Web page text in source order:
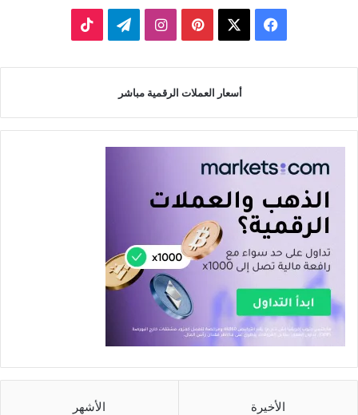
فيسبوك بينتيريستانستقرامتيلقرام
أسعار العملات الرقمية مباشر
الأخيرة الأشهر